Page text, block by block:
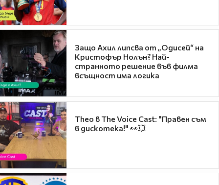
Защо Ахил липсва от „Одисей“ на
Кристофър Нолън? Най-
странното решение във филма
всъщност има логика
Theo в The Voice Cast: "Правен съм
в дискотека!" 👀💥